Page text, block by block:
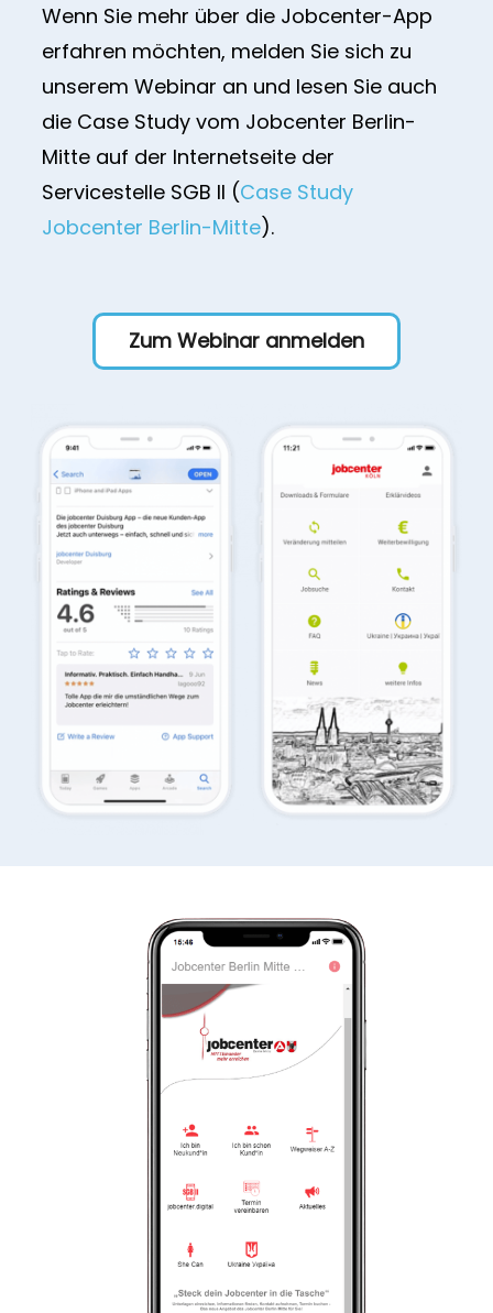
Wenn Sie mehr über die Jobcenter-App
erfahren möchten, melden Sie sich zu
unserem Webinar an und lesen Sie auch
die Case Study vom Jobcenter Berlin-
Mitte auf der Internetseite der
Servicestelle SGB II (Case Study
Jobcenter Berlin-Mitte).
Zum Webinar anmelden